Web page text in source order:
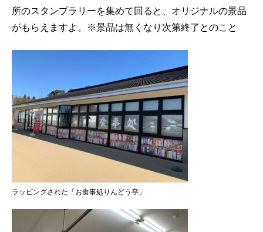
所のスタンプラリーを集めて回ると、オリジナルの景品
がもらえますよ。※景品は無くなり次第終了とのこと
ラッピングされた「お食事処りんどう亭」